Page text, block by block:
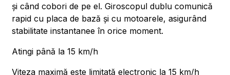
și când cobori de pe el. Giroscopul dublu comunică
rapid cu placa de bază și cu motoarele, asigurând
stabilitate instantanee în orice moment.
Atingi până la 15 km/h
Viteza maximă este limitată electronic la 15 km/h